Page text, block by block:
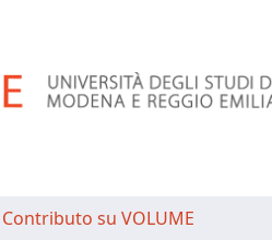
Contributo su VOLUME